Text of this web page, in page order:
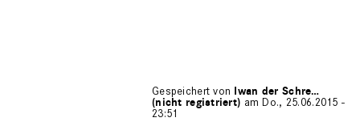
Gespeichert von Iwan der Schre…
(nicht registriert) am Do., 25.06.2015 -
23:51